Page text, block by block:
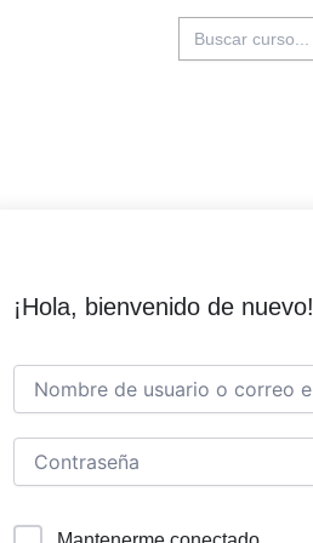
Buscar:
¡Hola, bienvenido de nuevo!